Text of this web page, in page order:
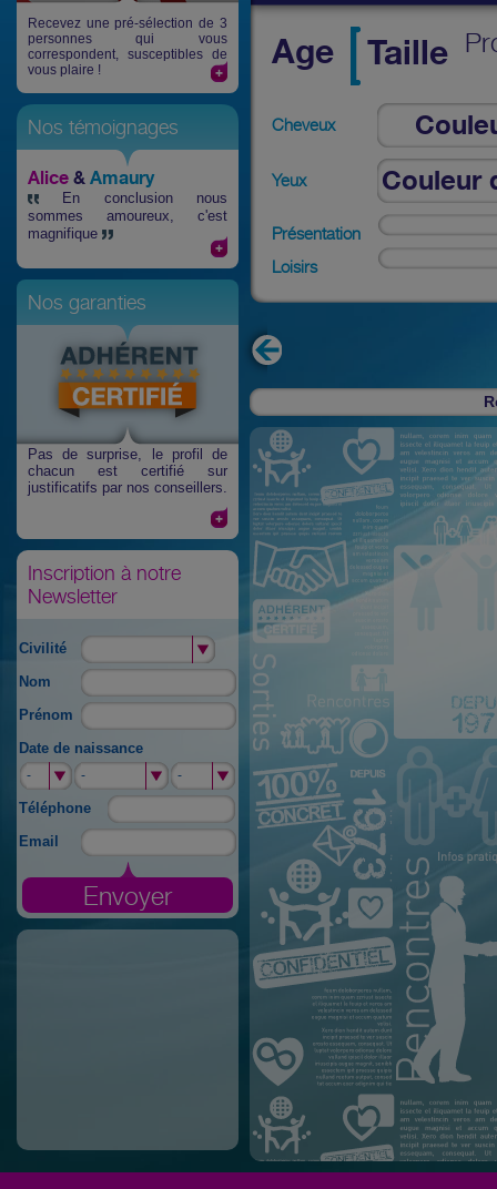
Recevez une pré-sélection de 3
personnes qui vous
correspondent, susceptibles de
vous plaire !
Nos témoignages
Alice & Amaury
En conclusion nous
sommes amoureux, c'est
magnifique
Nos garanties
Pas de surprise, le profil de
chacun est certifié sur
justificatifs par nos conseillers.
Inscription à notre
Newsletter
Civilité
Nom
Prénom
Date de naissance
-- -- --
Téléphone
Email
Age
Taille
Cheveux
Yeux Couleur
Présentation
Loisirs